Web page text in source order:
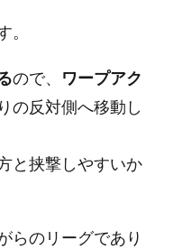
ので、 ワープアク
の反対側へ移動し
と挟撃しやすいか
らのリーグであり